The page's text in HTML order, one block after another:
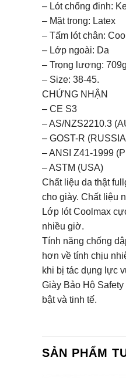
– Lót chống đinh:
– Mặt trong: Latex
– Tấm lót chân:
– Lớp ngoài: Da
– Trọng lượng:
– Size: 38-45.
CHỨNG NHẬN
– CE S3
– AS/NZS2210.3
– GOST-R
– ANSI Z41-1999
– ASTM (USA)
Chất liệu da thật
cho giày. Chất liệu
Lớp lót Coolmax
nhiều giờ.
Tính năng chống
hơn về tính chịu
khi bị tác dụng lực
Giày Bảo Hộ
bật và tinh tế.
SẢN PHẨM